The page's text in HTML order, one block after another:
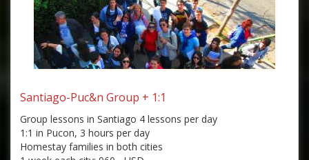
Santiago-Puc&n Group + 1:1
Group lessons in Santiago 4 lessons per day
1:1 in Pucon, 3 hours per day
Homestay families in both cities